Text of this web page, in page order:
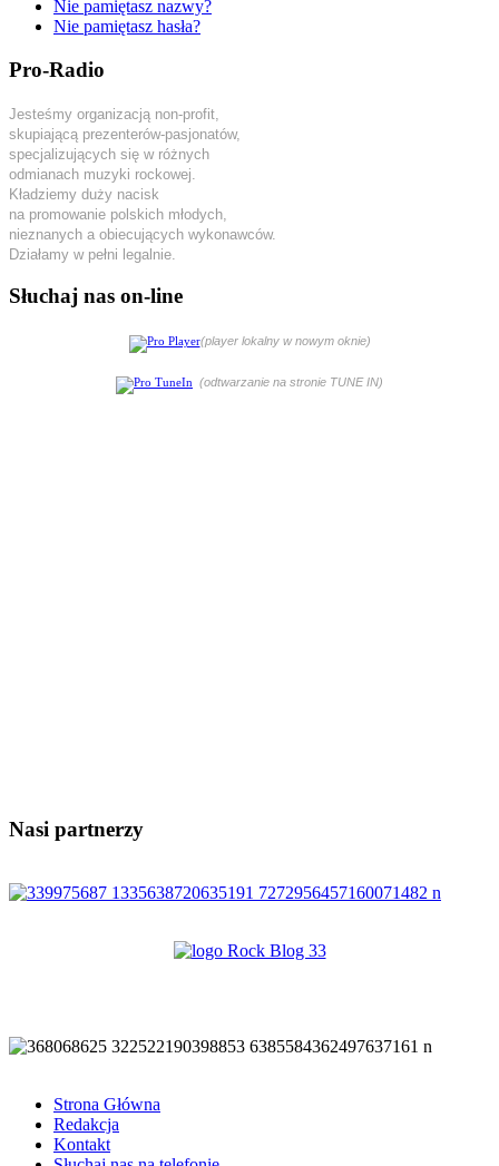
Nie pamiętasz nazwy?
Nie pamiętasz hasła?
Pro-Radio
Jesteśmy organizacją non-profit,
skupiającą prezenterów-pasjonatów,
specjalizujących się w różnych
odmianach muzyki rockowej.
Kładziemy duży nacisk
na promowanie polskich młodych,
nieznanych a obiecujących wykonawców.
Działamy w pełni legalnie.
Słuchaj nas on-line
(player lokalny w nowym oknie)
(odtwarzanie na stronie TUNE IN)
Nasi partnerzy
Strona Główna
Redakcja
Kontakt